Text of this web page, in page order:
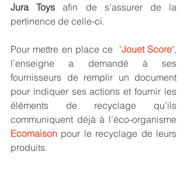
Jura Toys afin de s’assurer de la
pertinence de celle-ci.
Pour mettre en place ce "Jouet Score",
l’enseigne a demandé à ses
fournisseurs de remplir un document
pour indiquer ses actions et fournir les
éléments de recyclage qu’ils
Ecomaison pour le recyclage de leurs
produits.